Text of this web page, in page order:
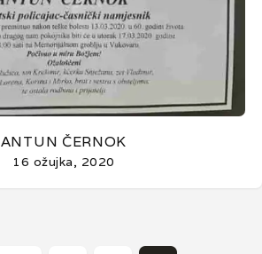
ANTUN ČERNOK
16 ožujka, 2020